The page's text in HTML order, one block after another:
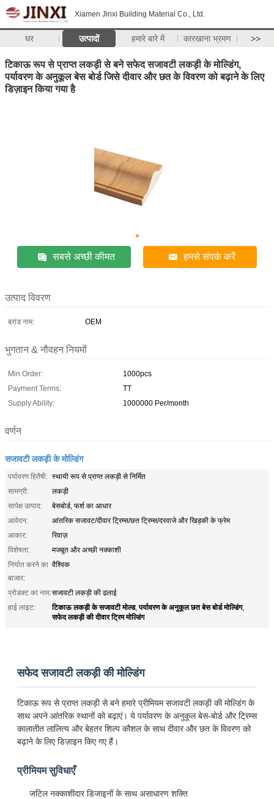
Xiamen Jinxi Building Material Co., Ltd.
घर उत्पादों हमारे बारे में कारखाना भ्रमण >>
टिकाऊ रूप से प्राप्त लकड़ी से बने सफेद सजावटी लकड़ी के मोल्डिंग,
पर्यावरण के अनुकूल बेस बोर्ड जिसे दीवार और छत के विवरण को बढ़ाने के लिए
डिज़ाइन किया गया है
सबसे अच्छी कीमत हमसे संपर्क करें
उत्पाद विवरण
ब्रांड नाम: OEM
भुगतान & नौवहन नियमों
Min Order:
1000pcs
Payment Terms:
TT
Supply Ability:
1000000 Per/month
वर्णन
सजावटी लकड़ी के मोल्डिंग
पर्यावरण हितैषी: स्थायी रूप से प्राप्त लकड़ी से निर्मित
सामग्री:
लकड़ी
सापेक्ष उत्पाद:
बेसबोर्ड, फर्श का आधार
आवेदन:
आंतरिक सजावट/दीवार ट्रिम्स/छत ट्रिम्स/दरवाजे और खिड़की के फ्रेम
आकार:
रिवाज़
विशेषता:
मजबूत और अच्छी नक्काशी
निर्यात करने का
बाजार:
वैश्विक
प्रोडक्ट का नाम:सजावटी लकड़ी की ढलाई
हाई लाइट:
टिकाऊ लकड़ी के सजावटी मोल्ड,पर्यावरण के अनुकूल छत बेस बोर्ड मोल्डिंग,
सफेद लकड़ी की दीवार ट्रिम मोल्डिंग
सफेद सजावटी लकड़ी की मोल्डिंग
टिकाऊ रूप से प्राप्त लकड़ी से बने हमारे प्रीमियम सजावटी लकड़ी की मोल्डिंग के
साथ अपने आंतरिक स्थानों को बढ़ाएं। ये पर्यावरण के अनुकूल बेस-बोर्ड और ट्रिम्स
कालातीत लालित्य और बेहतर शिल्प कौशल के साथ दीवार और छत के विवरण को
बढ़ाने के लिए डिज़ाइन किए गए हैं।
प्रीमियम सुविधाएँ
जटिल नक्काशीदार डिजाइनों के साथ असाधारण शक्ति